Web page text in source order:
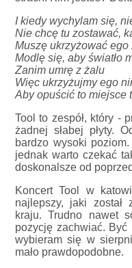
I kiedy wychylam się,
Nie chcę tu zostawać,
Muszę ukrzyżować
Modlę się, aby światło
Zanim umrę z żalu
Więc ukrzyżujmy ego
Aby opuścić to miejsce
Tool to zespół, który -
żadnej słabej płyty.
bardzo wysoki
jednak warto czekać
doskonalsze od
Koncert Tool w
najlepszy, jaki
kraju. Trudno nawet
pozycję zachwiać.
wybieram się w
mało prawdopodobne.